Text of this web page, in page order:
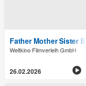
Father Mother Sister
Weltkino Filmverleih GmbH
26.02.2026